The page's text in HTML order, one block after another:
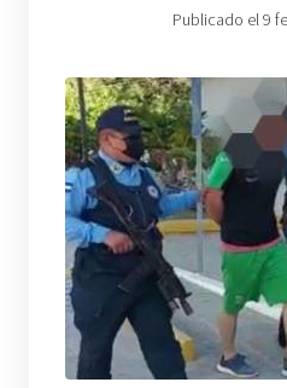
Publicado el 9